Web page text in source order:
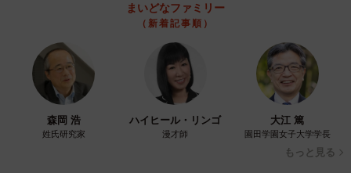
まいどなファミリー
（新着記事順）
森岡 浩
姓氏研究家
ハイヒール・リンゴ
漫才師
大江 篤
園田学園女子大学学長
もっと見る